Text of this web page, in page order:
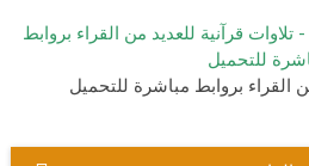
القراء بروابط مباشرة للتحميل